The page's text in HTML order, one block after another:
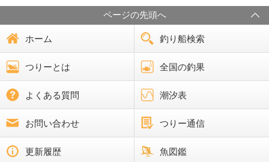
ページの先頭へ
ホーム 釣り船検索
つりーとは 全国の釣果
よくある質問 潮汐表
お問い合わせ つりー通信
更新履歴 魚図鑑